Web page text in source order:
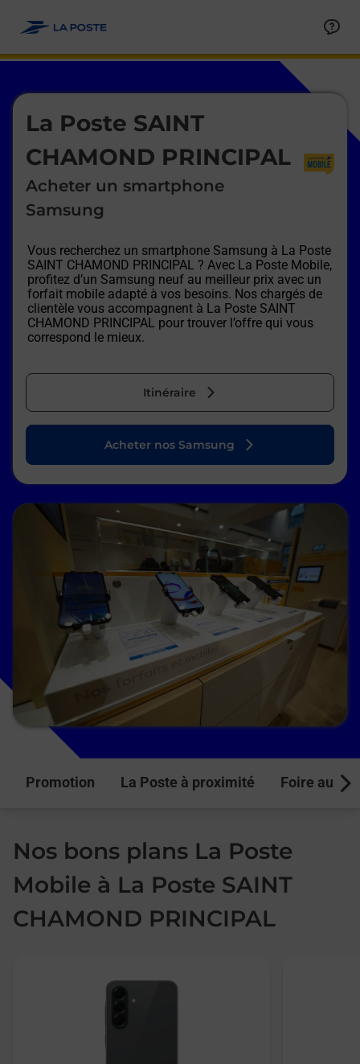
La Poste SAINT
CHAMOND PRINCIPAL
Acheter un smartphone
Samsung
Vous recherchez un smartphone Samsung à La Poste
SAINT CHAMOND PRINCIPAL ? Avec La Poste Mobile,
profitez d’un Samsung neuf au meilleur prix avec un
forfait mobile adapté à vos besoins. Nos chargés de
clientèle vous accompagnent à La Poste SAINT
CHAMOND PRINCIPAL pour trouver l’offre qui vous
correspond le mieux.
Itinéraire
Le lien s'ouvre dans un nouvel onglet
Acheter nos Samsung
Promotion La Poste à proximité Foire aux
Nos bons plans La Poste
Mobile à La Poste SAINT
CHAMOND PRINCIPAL